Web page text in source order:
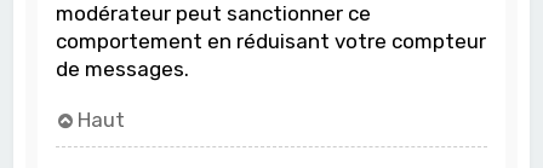
modérateur peut sanctionner ce
comportement en réduisant votre compteur
de messages.
Haut